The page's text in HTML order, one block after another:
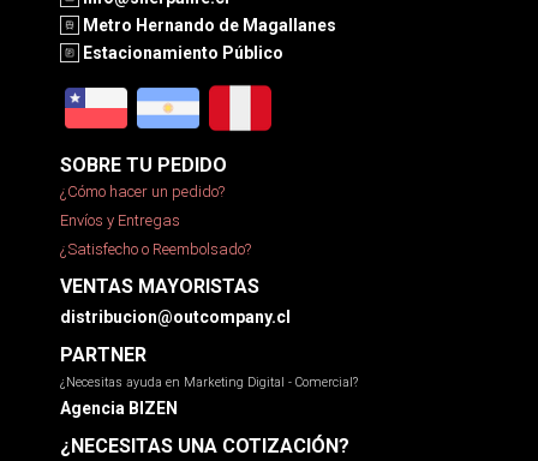
Metro Hernando de Magallanes
Estacionamiento Público
SOBRE TU PEDIDO
¿Cómo hacer un pedido?
Envíos y Entregas
¿Satisfecho o Reembolsado?
VENTAS MAYORISTAS
distribucion@outcompany.cl
PARTNER
¿Necesitas ayuda en Marketing Digital - Comercial?
Agencia BIZEN
¿NECESITAS UNA COTIZACIÓN?